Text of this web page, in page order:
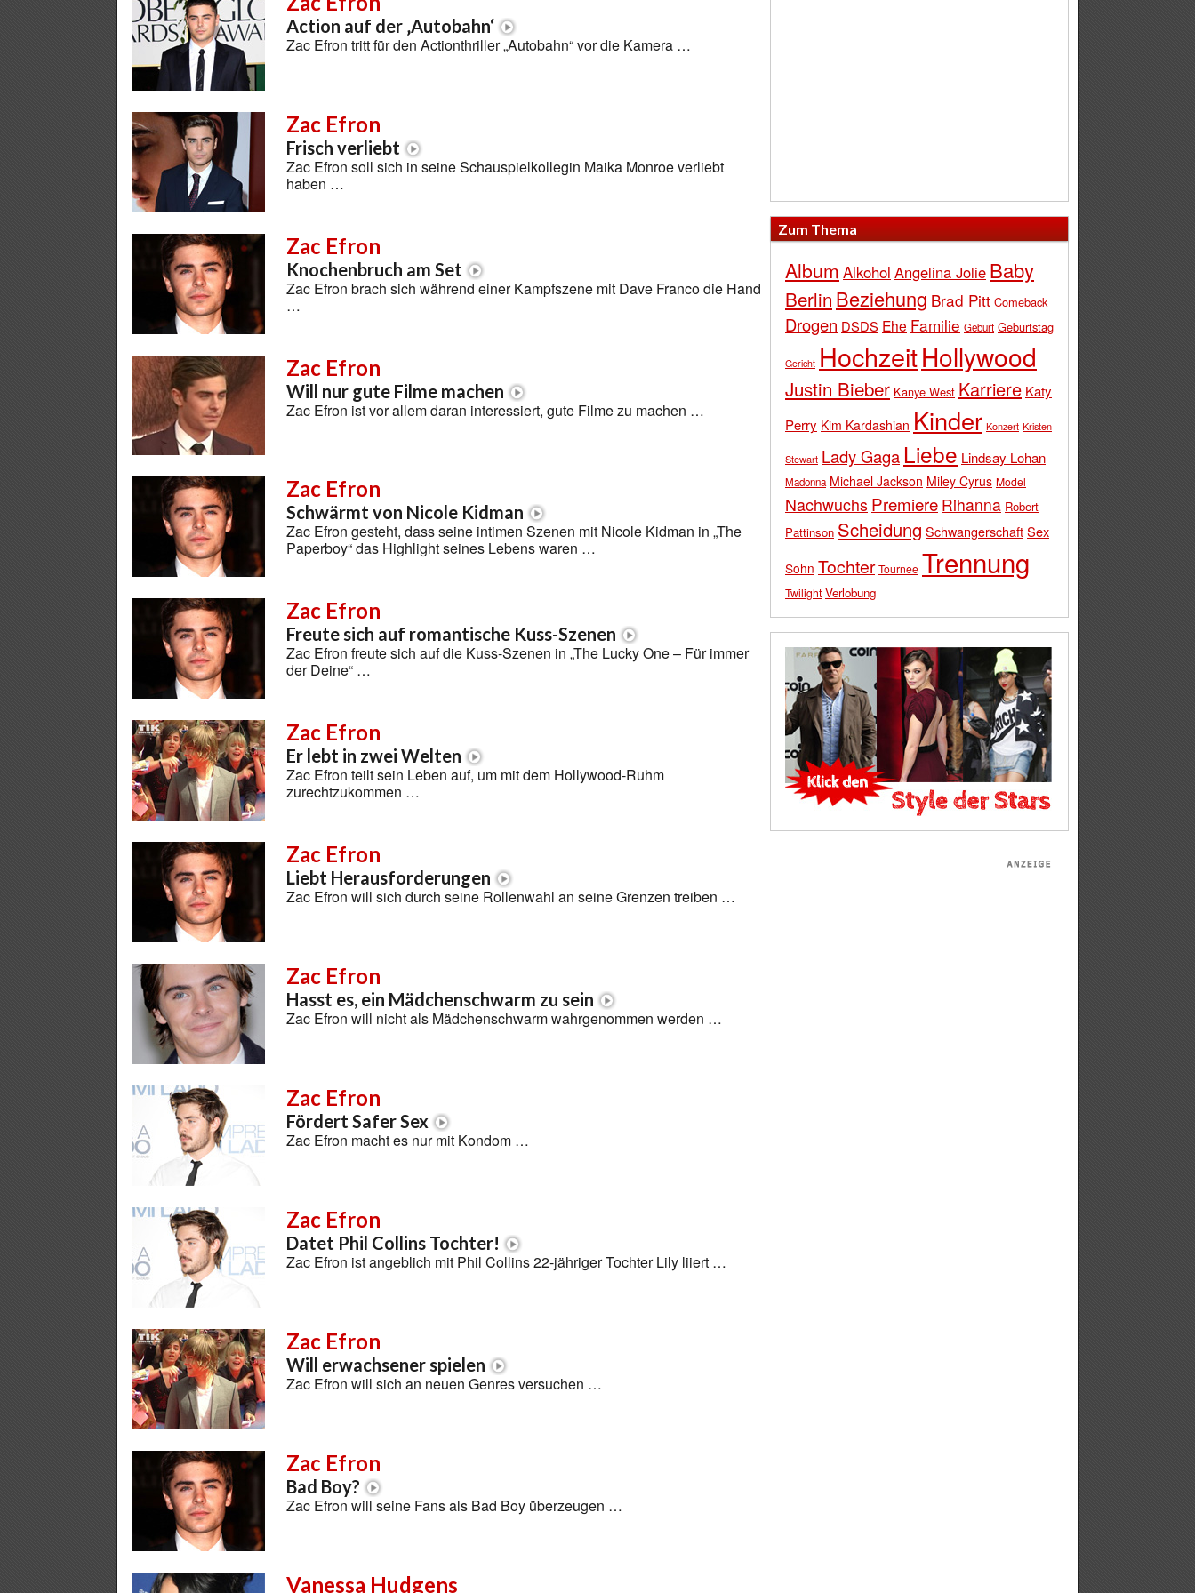
Action auf der ‚Autobahn‘
Zac Efron tritt für den Actionthriller „Autobahn“ vor die Kamera …
Zac Efron
Frisch verliebt
Zac Efron soll sich in seine Schauspielkollegin Maika Monroe verliebt
haben …
Zac Efron
Knochenbruch am Set
Zac Efron brach sich während einer Kampfszene mit Dave Franco die Hand
…
Zac Efron
Will nur gute Filme machen
Zac Efron ist vor allem daran interessiert, gute Filme zu machen …
Zac Efron
Schwärmt von Nicole Kidman
Zac Efron gesteht, dass seine intimen Szenen mit Nicole Kidman in „The
Paperboy“ das Highlight seines Lebens waren …
Zac Efron
Freute sich auf romantische Kuss-Szenen
Zac Efron freute sich auf die Kuss-Szenen in „The Lucky One – Für immer
der Deine“ …
Zac Efron
Er lebt in zwei Welten
Zac Efron teilt sein Leben auf, um mit dem Hollywood-Ruhm
zurechtzukommen …
Zac Efron
Liebt Herausforderungen
Zac Efron will sich durch seine Rollenwahl an seine Grenzen treiben …
Zac Efron
Hasst es, ein Mädchenschwarm zu sein
Zac Efron will nicht als Mädchenschwarm wahrgenommen werden …
Zac Efron
Fördert Safer Sex
Zac Efron macht es nur mit Kondom …
Zac Efron
Datet Phil Collins Tochter!
Zac Efron ist angeblich mit Phil Collins 22-jähriger Tochter Lily liiert …
Zac Efron
Will erwachsener spielen
Zac Efron will sich an neuen Genres versuchen …
Zac Efron
Bad Boy?
Zac Efron will seine Fans als Bad Boy überzeugen …
Vanessa Hudgens
Zum Thema
Album Alkohol Angelina Jolie Baby
Berlin Beziehung Brad Pitt Comeback
Drogen DSDS Ehe Familie Geburt Geburtstag
Gericht HochzeitHollywood
Justin Bieber Kanye West Karriere Katy
Perry Kim Kardashian Kinder Konzert Kristen
Stewart Lady Gaga Liebe Lindsay Lohan
Madonna Michael Jackson Miley Cyrus Model
Nachwuchs Premiere Rihanna Robert
Pattinson Scheidung SchwangerschaftSex
Sohn Tochter Tournee Trennung
Twilight Verlobung